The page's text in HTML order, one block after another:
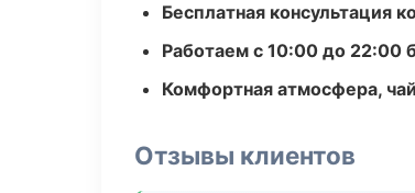
Бесплатная консультация
Работаем с 10:00 до 22:00
Комфортная атмосфера,
Отзывы клиентов